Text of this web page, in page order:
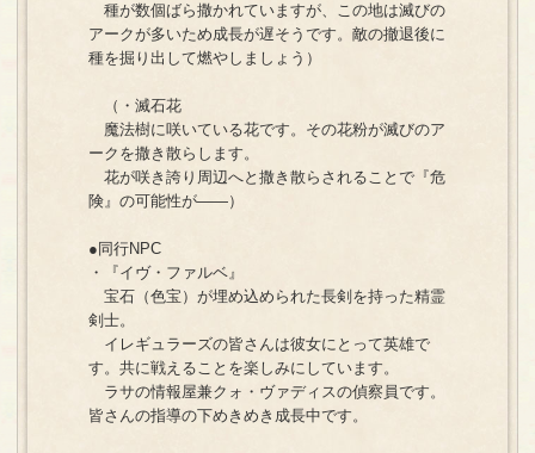
種が数個ばら撒かれていますが、この地は滅びの
アークが多いため成長が遅そうです。敵の撤退後に
種を掘り出して燃やしましょう）
（・滅石花
魔法樹に咲いている花です。その花粉が滅びのア
ークを撒き散らします。
花が咲き誇り周辺へと撒き散らされることで『危
険』の可能性が――）
●同行NPC
・『イヴ・ファルベ』
宝石（色宝）が埋め込められた長剣を持った精霊
剣士。
イレギュラーズの皆さんは彼女にとって英雄で
す。共に戦えることを楽しみにしています。
ラサの情報屋兼クォ・ヴァディスの偵察員です。
皆さんの指導の下めきめき成長中です。